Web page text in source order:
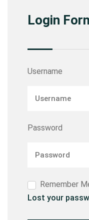
Login
Username
Password
Remember
Lost your